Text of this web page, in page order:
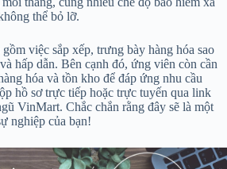
thể bỏ lỡ.
việc sắp xếp, trưng bày hàng hóa sao
hấp dẫn. Bên cạnh đó, ứng viên còn cần
hóa và tồn kho để đáp ứng nhu cầu
hồ sơ trực tiếp hoặc trực tuyến qua link
VinMart. Chắc chắn rằng đây sẽ là một
nghiệp của bạn!